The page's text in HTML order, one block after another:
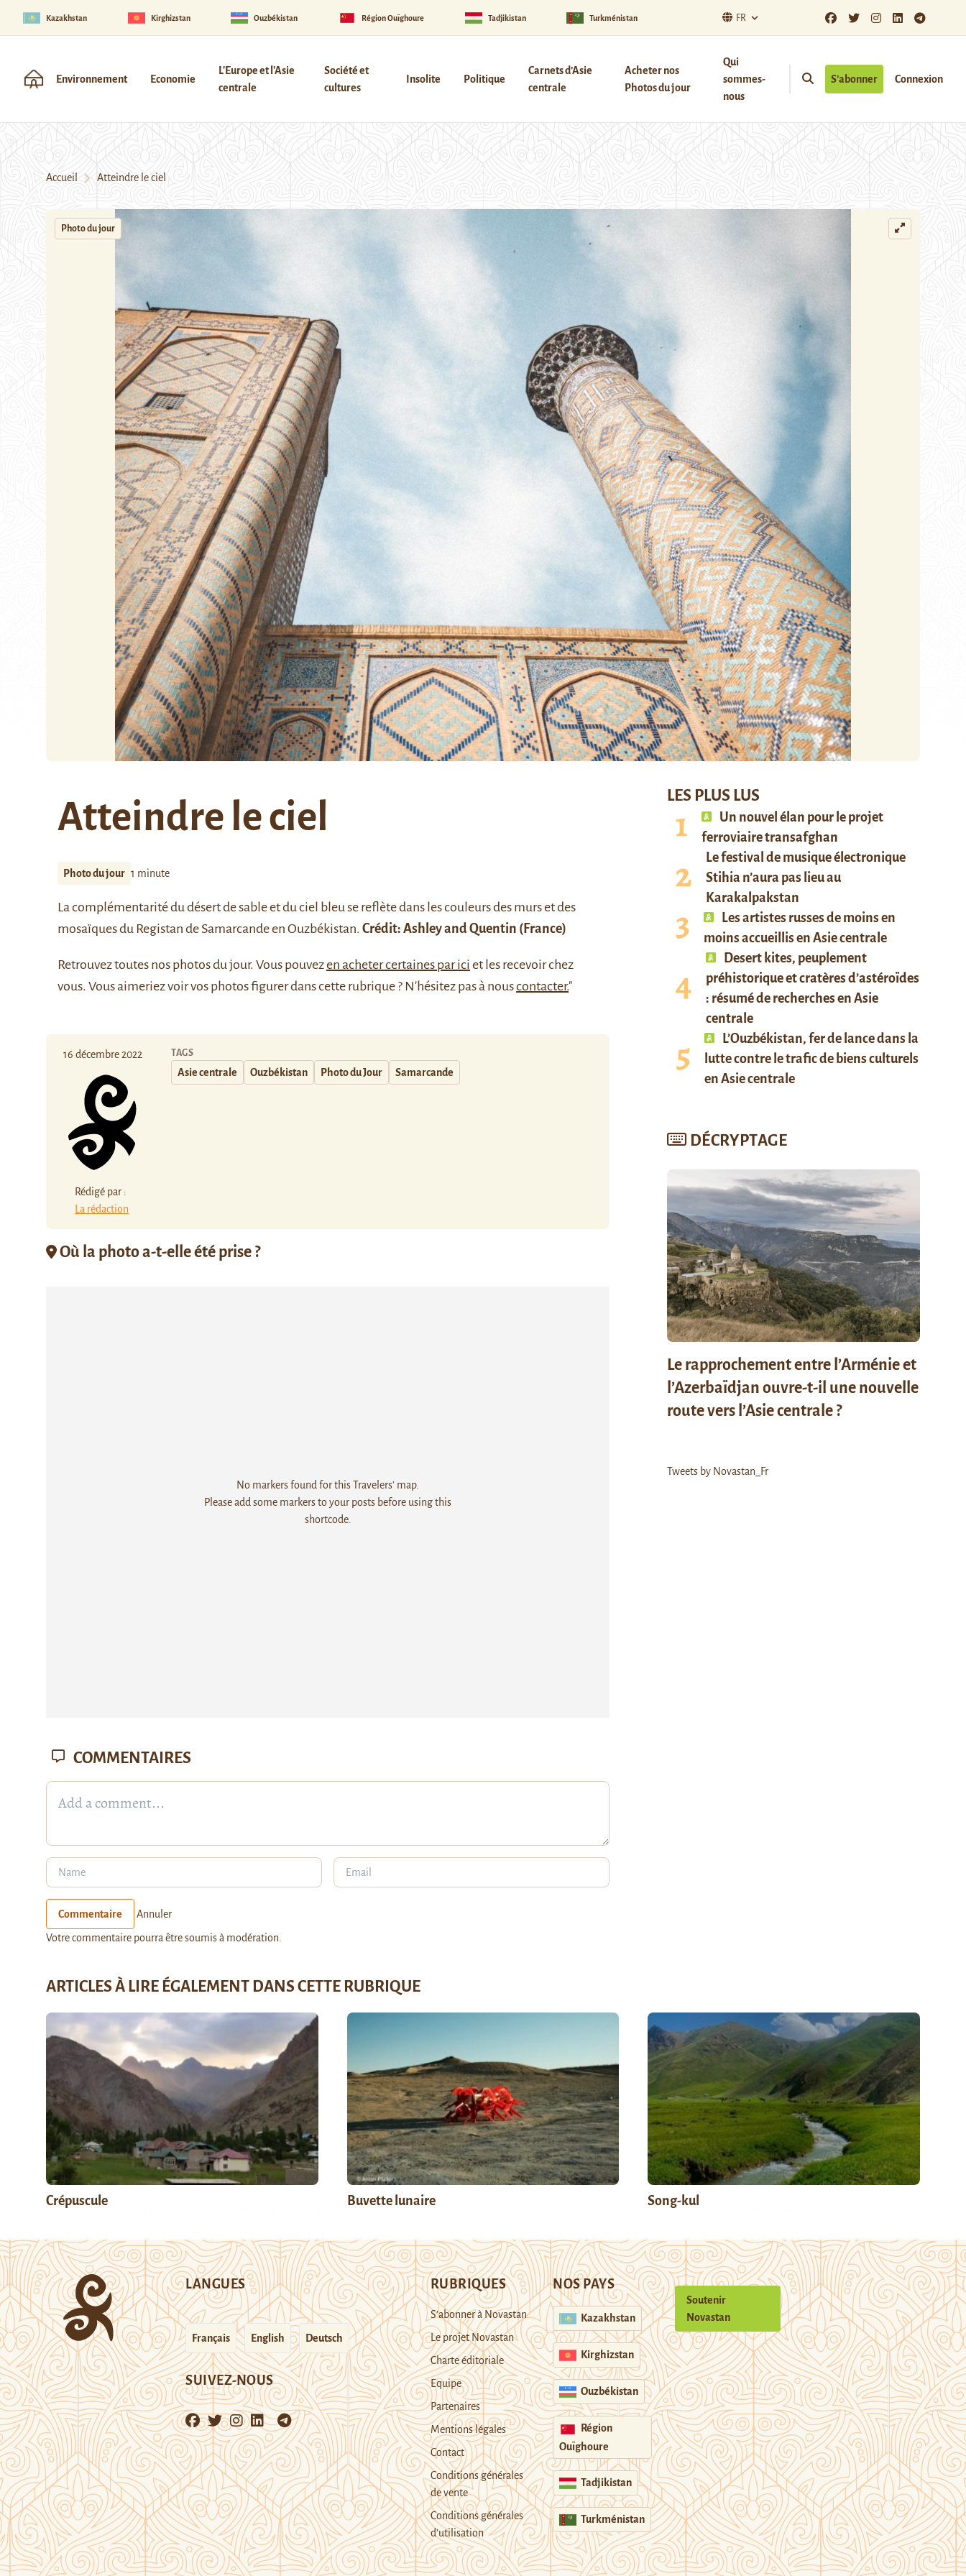
Kazakhstan Kirghizstan Ouzbékistan Région Ouïghoure Tadjikistan Turkménistan FR
Environnement Economie
L'Europe et l'Asie
centrale
Société et
cultures
Insolite Politique
Carnets d’Asie
centrale
Acheter nos
Photos du jour
Qui
sommes-
nous
S’abonner Connexion
Accueil Atteindre le ciel
Photo du jour
Atteindre le ciel
Photo du jour 1 minute
La complémentarité du désert de sable et du ciel bleu se reflète dans les couleurs des murs et des
mosaïques du Registan de Samarcande en Ouzbékistan. Crédit: Ashley and Quentin (France)
Retrouveztoutes nos photos du jour. Vous pouvezen acheter certaines par ici et les recevoir chez
vous. Vous aimeriez voir vos photos figurer dans cette rubrique ? N'hésitez pas à nouscontacter."
16 décembre 2022
Rédigé par :
La rédaction
TAGS
Asie centrale Ouzbékistan Photo du Jour Samarcande
Où la photo a-t-elle été prise ?
No markers found for this Travelers' map.
Please add some markers to your posts before using this
shortcode.
LES PLUS LUS
Un nouvel élan pour le projet
ferroviaire transafghan
Le festival de musique électronique
Stihia n’aura pas lieu au
Karakalpakstan
Les artistes russes de moins en
moins accueillis en Asie centrale
Desert kites, peuplement
préhistorique et cratères d’astéroïdes
: résumé de recherches en Asie
centrale
L’Ouzbékistan, fer de lance dans la
lutte contre le trafic de biens culturels
en Asie centrale
DÉCRYPTAGE
Le rapprochement entre l’Arménie et
l’Azerbaïdjan ouvre-t-il une nouvelle
route vers l’Asie centrale ?
Tweets by Novastan_Fr
COMMENTAIRES
Commentaire Annuler
Votre commentaire pourra être soumis à modération.
ARTICLES À LIRE ÉGALEMENT DANS CETTE RUBRIQUE
Crépuscule Buvette lunaire Song-kul
LANGUES
Français English Deutsch
SUIVEZ-NOUS
RUBRIQUES
S’abonner à Novastan
Le projet Novastan
Charte éditoriale
Equipe
Partenaires
Mentions légales
Contact
Conditions générales
de vente
Conditions générales
d’utilisation
NOS PAYS
Kazakhstan
Kirghizstan
Ouzbékistan
Région
Ouïghoure
Tadjikistan
Turkménistan
Soutenir
Novastan